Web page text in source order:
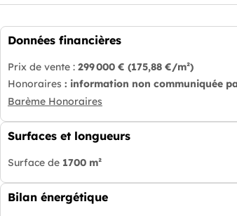
Données financières
Prix de vente : 299 000 € (175,88 €/m²)
Honoraires : information non communiquée
Barème Honoraires
Surfaces et longueurs
Surface de 1700 m²
Bilan énergétique